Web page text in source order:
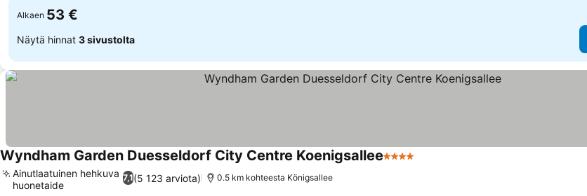
Alkaen 53 €
Näytä hinnat 3 sivustolta
Wyndham Garden Duesseldorf City Centre Koenigsallee4 Tähtiluokitus
7,1(5 123 arviota)
Ainutlaatuinen hehkuva
huonetaide
0.5 km kohteesta Königsallee